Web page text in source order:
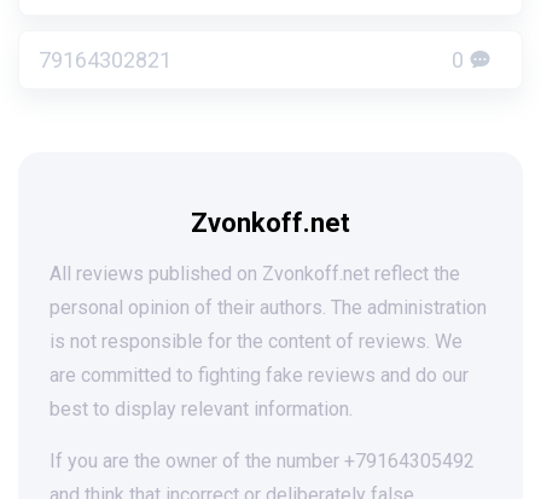
79164302821 0
Zvonkoff.net
All reviews published on Zvonkoff.net reflect the
personal opinion of their authors. The administration
is not responsible for the content of reviews. We
are committed to fighting fake reviews and do our
best to display relevant information.
If you are the owner of the number +79164305492